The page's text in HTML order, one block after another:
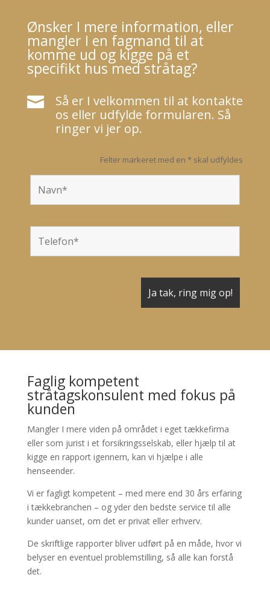
Ønsker I mere information, eller
mangler I en fagmand til at
komme ud og kigge på et
specifikt hus med stråtag?

Så er I velkommen til at kontakte
os eller udfylde formularen. Så
ringer vi jer op.
Felter markeret med en * skal udfyldes
Faglig kompetent
stråtagskonsulent med fokus på
kunden
Mangler I mere viden på området i eget tækkefirma
eller som jurist i et forsikringsselskab, eller hjælp til at
kigge en rapport igennem, kan vi hjælpe i alle
henseender.
Vi er fagligt kompetent – med mere end 30 års erfaring
i tækkebranchen – og yder den bedste service til alle
kunder uanset, om det er privat eller erhverv.
De skriftlige rapporter bliver udført på en måde, hvor vi
belyser en eventuel problemstilling, så alle kan forstå
det.